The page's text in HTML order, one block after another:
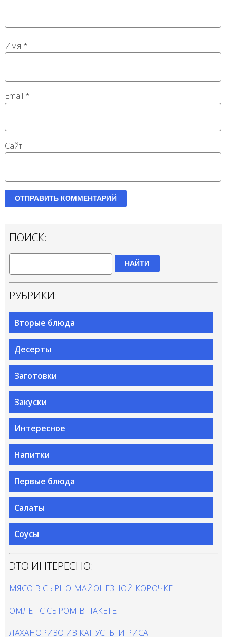
Имя *
Email *
Сайт
ПОИСК:
НАЙТИ
РУБРИКИ:
Вторые блюда
Десерты
Заготовки
Закуски
Интересное
Напитки
Первые блюда
Салаты
Соусы
ЭТО ИНТЕРЕСНО:
МЯСО В СЫРНО-МАЙОНЕЗНОЙ КОРОЧКЕ
ОМЛЕТ С СЫРОМ В ПАКЕТЕ
ЛАХАНОРИЗО ИЗ КАПУСТЫ И РИСА